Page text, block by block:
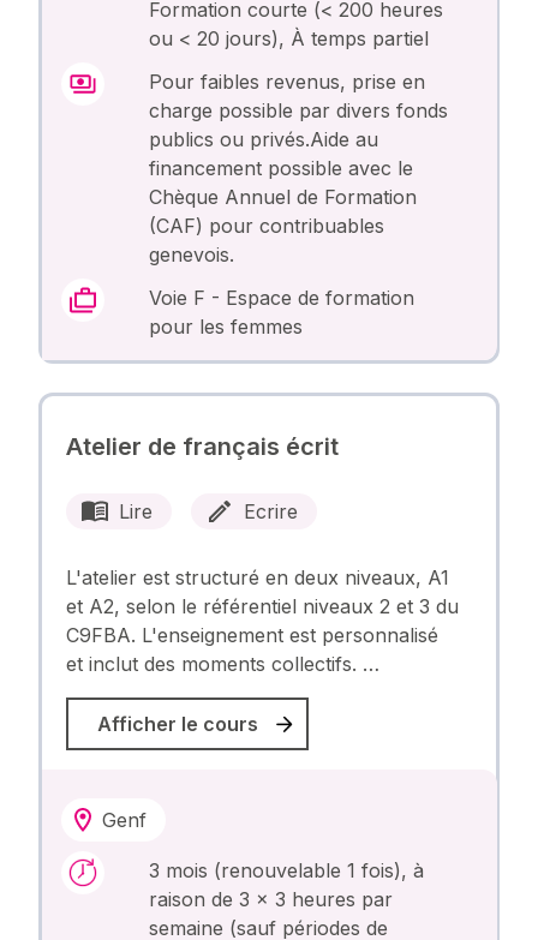
Formation courte (< 200 heures
ou < 20 jours), À temps partiel
Pour faibles revenus, prise en
charge possible par divers fonds
publics ou privés.Aide au
financement possible avec le
Chèque Annuel de Formation
(CAF) pour contribuables
genevois.
Voie F - Espace de formation
pour les femmes
Atelier de français écrit
Lire Ecrire
L'atelier est structuré en deux niveaux, A1
et A2, selon le référentiel niveaux 2 et 3 du
C9FBA. L'enseignement est personnalisé
et inclut des moments collectifs. …
Afficher le cours
Genf
3 mois (renouvelable 1 fois), à
raison de 3 x 3 heures par
semaine (sauf périodes de